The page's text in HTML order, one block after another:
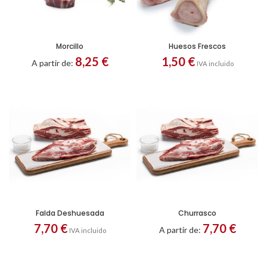
Entero Troceado
Morcillo
A partir de: 8,25 €
Huesos Frescos
1,50 € IVA incluido
Falda Deshuesada
7,70 € IVA incluido
Churrasco
A partir de: 7,70 €